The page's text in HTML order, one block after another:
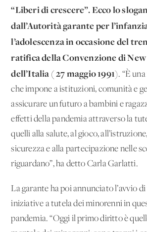
“Liberi di crescere”. Ecco lo
dall’Autorità garante per
l’adolescenza in occasione del
ratifica della Convenzione di
dell’Italia ( 27 maggio 1991). “È
che impone a istituzioni, comunità e
assicurare un futuro a bambini e
effetti della pandemia attraverso la
quelli alla salute, al gioco,
sicurezza e alla partecipazione nelle
riguardano”, ha detto Carla Garlatti.
La garante ha poi annunciato l’avvio
iniziative a tutela dei minorenni in
pandemia. “Oggi il primo diritto è